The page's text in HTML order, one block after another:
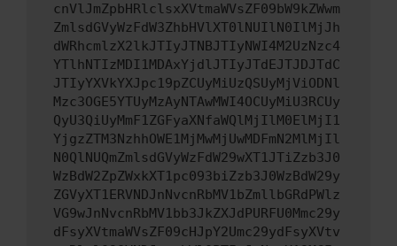
cnVlJmZpbHRlclsxXVtmaWVsZF09bW9kZWwm
ZmlsdGVyWzFdW3ZhbHVlXT0lNUIlN0IlMjJh
dWRhcmlzX2lkJTIyJTNBJTIyNWI4M2UzNzc4
YTlhNTIzMDI1MDAxYjdlJTIyJTdEJTJDJTdC
JTIyYXVkYXJpc19pZCUyMiUzQSUyMjViODNl
Mzc3OGE5YTUyMzAyNTAwMWI4OCUyMiU3RCUy
QyU3QiUyMmF1ZGFyaXNfaWQlMjIlM0ElMjI1
YjgzZTM3NzhhOWE1MjMwMjUwMDFmN2MlMjIl
N0QlNUQmZmlsdGVyWzFdW29wXT1JTiZzb3J0
WzBdW2ZpZWxkXT1pc093biZzb3J0WzBdW29y
ZGVyXT1ERVNDJnNvcnRbMV1bZmllbGRdPWlz
VG9wJnNvcnRbMV1bb3JkZXJdPURFU0Mmc29y
dFsyXVtmaWVsZF09cHJpY2Umc29ydFsyXVtv